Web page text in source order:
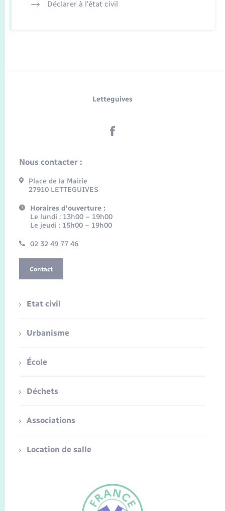
Déclarer à l’état civil
Letteguives
Nous contacter :
Place de la Mairie
27910 LETTEGUIVES
Horaires d'ouverture :
Le lundi : 13h00 – 19h00
Le jeudi : 15h00 – 19h00
02 32 49 77 46
Contact
Etat civil
Urbanisme
École
Déchets
Associations
Location de salle